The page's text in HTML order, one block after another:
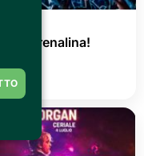
adrenalina!